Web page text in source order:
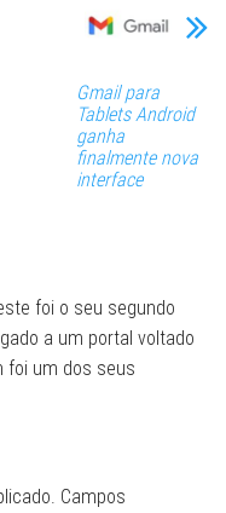
Gmail para
Tablets Android
ganha
finalmente nova
interface
foi o seu segundo
a um portal voltado
foi um dos seus
Campos